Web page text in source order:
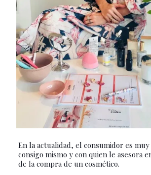
En la actualidad, el consumidor es
consigo mismo y con quien le asesora
de la compra de un cosmético.